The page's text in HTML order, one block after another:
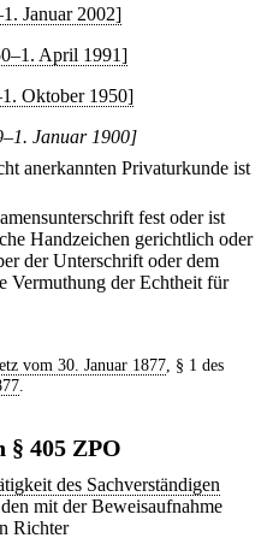
Januar 2002]
April 1991]
Oktober 1950]
Januar 1900]
anerkannten Privaturkunde ist
fest oder ist
Handzeichen gerichtlich oder
der Unterschrift oder dem
Vermuthung der Echtheit für
vom 30. Januar 1877, § 1 des
.
§ 405 ZPO
des Sachverständigen
mit der Beweisaufnahme
Richter